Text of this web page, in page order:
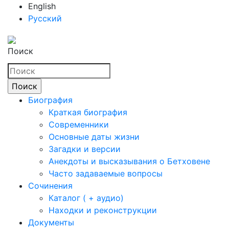
English
Русский
Поиск
Биография
Краткая биография
Современники
Основные даты жизни
Загадки и версии
Анекдоты и высказывания о Бетховене
Часто задаваемые вопросы
Сочинения
Каталог ( + аудио)
Находки и реконструкции
Документы